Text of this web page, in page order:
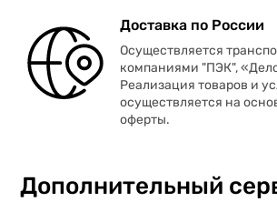
Доставка по России
Осуществляется
компаниями "ПЭК",
Реализация товаров и
осуществляется на
оферты.
Дополнительный